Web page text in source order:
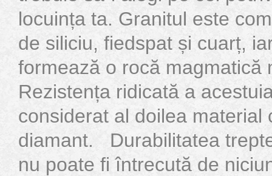
locuința ta. Granitul este
de siliciu, fiedspat și cuarț,
formează o rocă magmatică
Rezistența ridicată a
considerat al doilea material
diamant. Durabilitatea
nu poate fi întrecută de